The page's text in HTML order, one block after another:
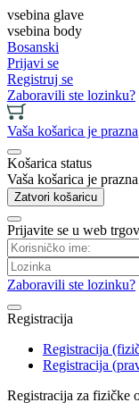
vsebina glave
vsebina body
Bosanski
Prijavi se
Registruj se
Zaboravili ste lozinku?
Vaša košarica je prazna
Košarica status
Vaša košarica je prazna
Zatvori košaricu
Prijavite se u web
Zaboravili ste lozinku?
Registracija
Registracija
Registracija
Registracija za fizičke